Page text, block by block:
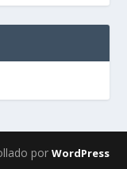
por WordPress